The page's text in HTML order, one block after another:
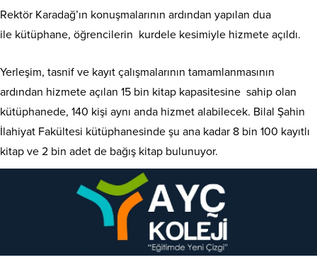
Rektör Karadağ’ın konuşmalarının ardından yapılan dua
ile kütüphane, öğrencilerin kurdele kesimiyle hizmete açıldı.
Yerleşim, tasnif ve kayıt çalışmalarının tamamlanmasının
ardından hizmete açılan 15 bin kitap kapasitesine sahip olan
kütüphanede, 140 kişi aynı anda hizmet alabilecek. Bilal Şahin
İlahiyat Fakültesi kütüphanesinde şu ana kadar 8 bin 100 kayıtlı
kitap ve 2 bin adet de bağış kitap bulunuyor.